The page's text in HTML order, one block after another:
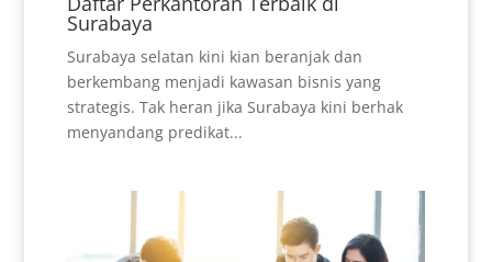
Surabaya
Surabaya selatan kini kian beranjak dan
berkembang menjadi kawasan bisnis yang
strategis. Tak heran jika Surabaya kini berhak
menyandang predikat...